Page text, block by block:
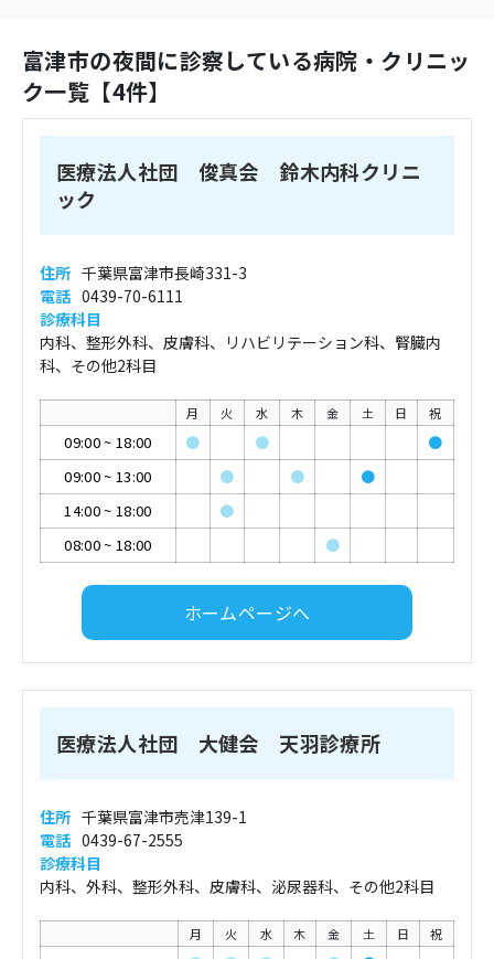
富津市の夜間に診察している病院・クリニッ
ク一覧【4件】
医療法人社団 俊真会 鈴木内科クリニ
ック
住所 千葉県富津市長崎331-3
電話 0439-70-6111
診療科目
内科、整形外科、皮膚科、リハビリテーション科、腎臓内
科、その他2科目
月 火 水 木 金 土 日 祝
09:00~ 18:00 ● ●
●
09:00~ 13:00 ● ●
●
14:00~ 18:00
●
08:00~ 18:00 ●
ホームページへ
医療法人社団 大健会 天羽診療所
住所 千葉県富津市売津139-1
電話 0439-67-2555
診療科目
内科、外科、整形外科、皮膚科、泌尿器科、その他2科目
月 火 水 木 金 土 日 祝